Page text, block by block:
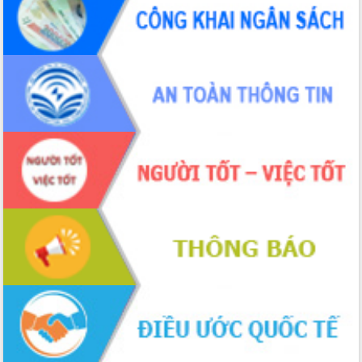
món ăn từ sầu riêng
Đắk Lắk công bố Quy hoạch và xúc
tiến đầu tư tỉnh
Ngành cá ngừ Đắk Lắk chủ động thích
ứng để giữ vững thị trường xuất khẩu
Diễn đàn Kinh tế tư nhân Việt Nam đột
phá cơ chế - Hợp tác công tư
Đề án 06 tạo bước ngoặt đột phá trong
cải cách hành chính tỉnh Đắk Lắk
Kết nối tour, đẩy mạnh chuyển đổi số
để phát triển du lịch Đắk Lắk
Khởi động Dự án Đầu tư xây dựng hạ
tầng kỹ thuật Cụm công nghiệp Tân
Tiến
Gặp mặt các cơ quan báo chí nhân Kỷ
niệm 101 năm Ngày Báo chí Cách
mạng Việt Nam
Đắk Lắk sơ kết 4 năm triển khai thực
hiện Đề án 06 của Chính phủ
Họp báo thông tin về Hội nghị Công bố